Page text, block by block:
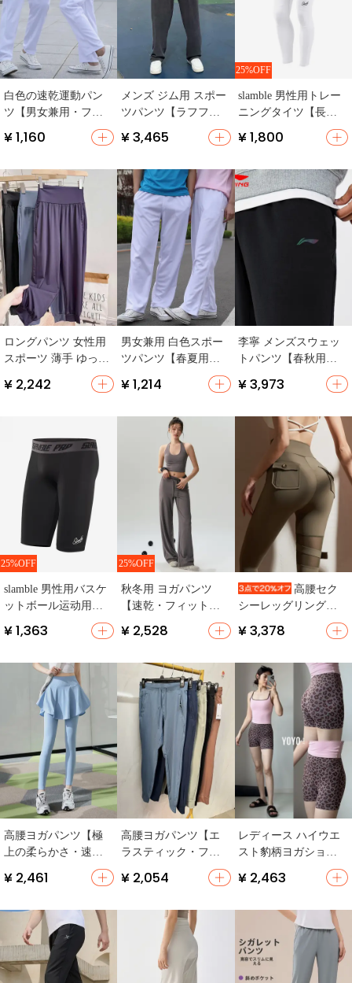
白色の速乾運動パン
ツ【男女兼用・フィ
ット・通気性】（セ
ットアップ対応）
¥ 1,160
メンズ ジム用 スポー
ツパンツ【ラフフィ
ット・ストレートレ
ッグ・アメリカンス
¥ 3,465
25%OFF
NO.5
slamble 男性用トレー
ニングタイツ【長ズ
ボン・バスケットボ
ール・ランニング・
¥ 1,800
ロングパンツ 女性用
スポーツ 薄手 ゆった
り 速乾 フィットネス
カジュアル 高弾性 ト
¥ 2,242
男女兼用 白色スポー
ツパンツ【春夏用・
フィットネス・ダン
ス用・ロング】
¥ 1,214
李寧 メンズスウェッ
トパンツ【春秋用・
束脚デザイン・フィ
ット・ランニング対
¥ 3,973
25%OFF
slamble 男性用バスケ
ットボール运动用ハ
ーフタイツ【速乾・
高弾力・トレーニン
¥ 1,363
25%OFF
秋冬用 ヨガパンツ
【速乾・フィットネ
グ】（セットアップ
¥ 2,528
高腰セク
シーレッグリングフ
【桃尻・透かし網・
¥ 3,378
高腰ヨガパンツ【極
上の柔らかさ・速
乾・フィット感のあ
るデザイン・大きい
ップ対応）
¥ 2,461
高腰ヨガパンツ【エ
ラスティック・フィ
ット・スウェットパ
ンツ・スポーツ用】
¥ 2,054
レディース ハイウエ
スト豹柄ヨガショー
トパンツ【フィット
ネス・夏用・極上の
¥ 2,463